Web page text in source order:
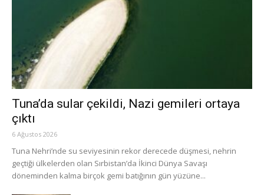
Tuna’da sular çekildi, Nazi gemileri ortaya
çıktı
6 Ağustos 2026
Tuna Nehri’nde su seviyesinin rekor derecede düşmesi, nehrin
geçtiği ülkelerden olan Sırbistan’da İkinci Dünya Savaşı
döneminden kalma birçok gemi batığının gün yüzüne...